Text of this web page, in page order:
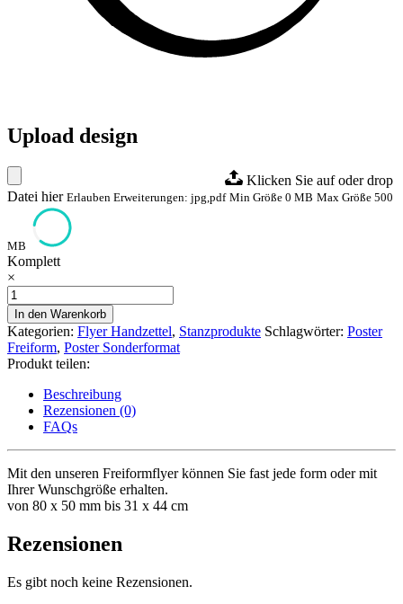
Upload design
Klicken Sie auf oder drop
Datei hier Erlauben Erweiterungen: jpg,pdf Min Größe 0 MB Max Größe 500
MB
Komplett
×
Flyer
im
Wuschformat
Menge
In den Warenkorb
Kategorien: Flyer Handzettel, Stanzprodukte Schlagwörter: Poster
Freiform, Poster Sonderformat
Produkt teilen:
Beschreibung
Rezensionen (0)
FAQs
Mit den unseren Freiformflyer können Sie fast jede form oder mit
Ihrer Wunschgröße erhalten.
von 80 x 50 mm bis 31 x 44 cm
Rezensionen
Es gibt noch keine Rezensionen.